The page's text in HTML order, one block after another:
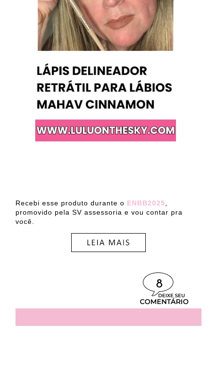
Recebi esse produto durante o ENBB2025,
promovido pela SV assessoria e vou contar pra
você.
8